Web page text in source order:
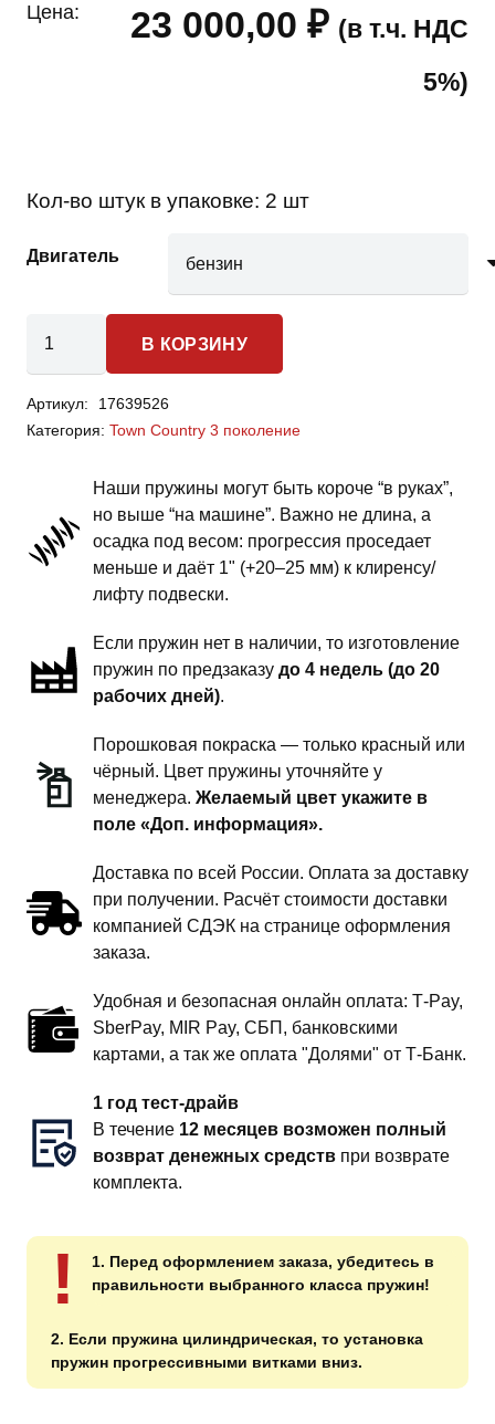
Цена: 23 000,00 ₽ (в т.ч. НДС
5%)
Кол-во штук в упаковке: 2 шт
Двигатель
товара
Town
Country
поколение
пружины
В КОРЗИНУ
Артикул:
17639526
Категория: Town Country 3 поколение
Наши пружины могут быть короче “в руках”,
но выше “на машине”. Важно не длина, а
осадка под весом: прогрессия проседает
меньше и даёт 1" (+20–25 мм) к клиренсу/
лифту подвески.
Если пружин нет в наличии, то изготовление
пружин по предзаказу до 4 недель (до 20
рабочих дней).
Порошковая покраска — только красный или
чёрный. Цвет пружины уточняйте у
менеджера. Желаемый цвет укажите в
поле «Доп. информация».
Доставка по всей России. Оплата за доставку
при получении. Расчёт стоимости доставки
компанией СДЭК на странице оформления
заказа.
Удобная и безопасная онлайн оплата: T‑Pay,
SberPay, MIR Pay, СБП, банковскими
картами, а так же оплата "Долями" от Т-Банк.
1 год тест-драйв
В течение 12 месяцев возможен полный
возврат денежных средств при возврате
комплекта.
!
1. Перед оформлением заказа, убедитесь в
правильности выбранного класса пружин!
2. Если пружина цилиндрическая, то установка
пружин прогрессивными витками вниз.